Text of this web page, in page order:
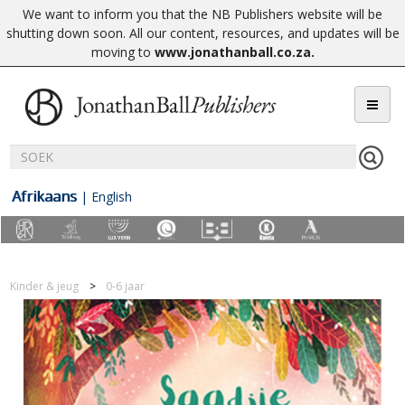
We want to inform you that the NB Publishers website will be
shutting down soon. All our content, resources, and updates will be
moving to www.jonathanball.co.za.
Afrikaans | English
Kinder & jeug 0-6 jaar